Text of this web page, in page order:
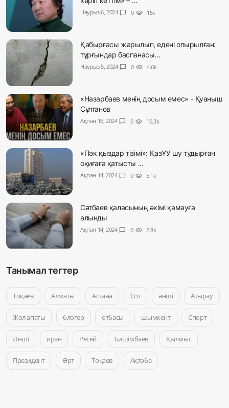
Наурыз 6, 2024 chat_bubble 0 visibility 15k
Қабырғасы жарылып, едені опырылған:
тұрғындар баспанасы...
Наурыз 5, 2024 chat_bubble 0 visibility 4.6k
«Назарбаев менің досым емес» - Қуаныш
Сұлтанов
Ақпан 16, 2024 chat_bubble 0 visibility 10.3k
«Пәк қыздар тізімі»: ҚазҰУ шу тудырған
оқиғаға қатысты ...
Ақпан 14, 2024 chat_bubble 0 visibility 5.1k
Сәтбаев қаласының әкімі қамауға
алынды
Ақпан 14, 2024 chat_bubble 0 visibility 2.8k
Танымал тегтер
Тоқаев Алматы Астана Сот әнші Атырау
Жол апаты блогер отбасы шымкент Спорт
Әнші иран Ресей Бишімбаев Қылмыс
Президент Өрт Тоқаев Ақтөбе